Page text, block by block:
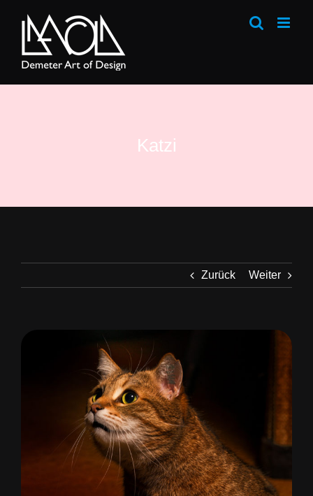
springen
Katzi
Zurück Weiter